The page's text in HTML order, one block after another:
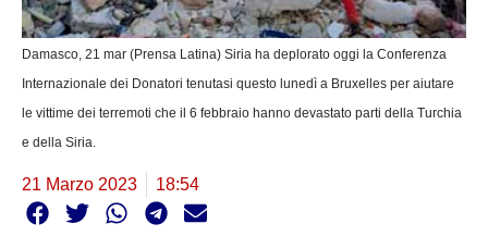
Damasco, 21 mar (Prensa Latina) Siria ha deplorato oggi la Conferenza
Internazionale dei Donatori tenutasi questo lunedì a Bruxelles per aiutare
le vittime dei terremoti che il 6 febbraio hanno devastato parti della Turchia
e della Siria.
21 Marzo 2023 18:54